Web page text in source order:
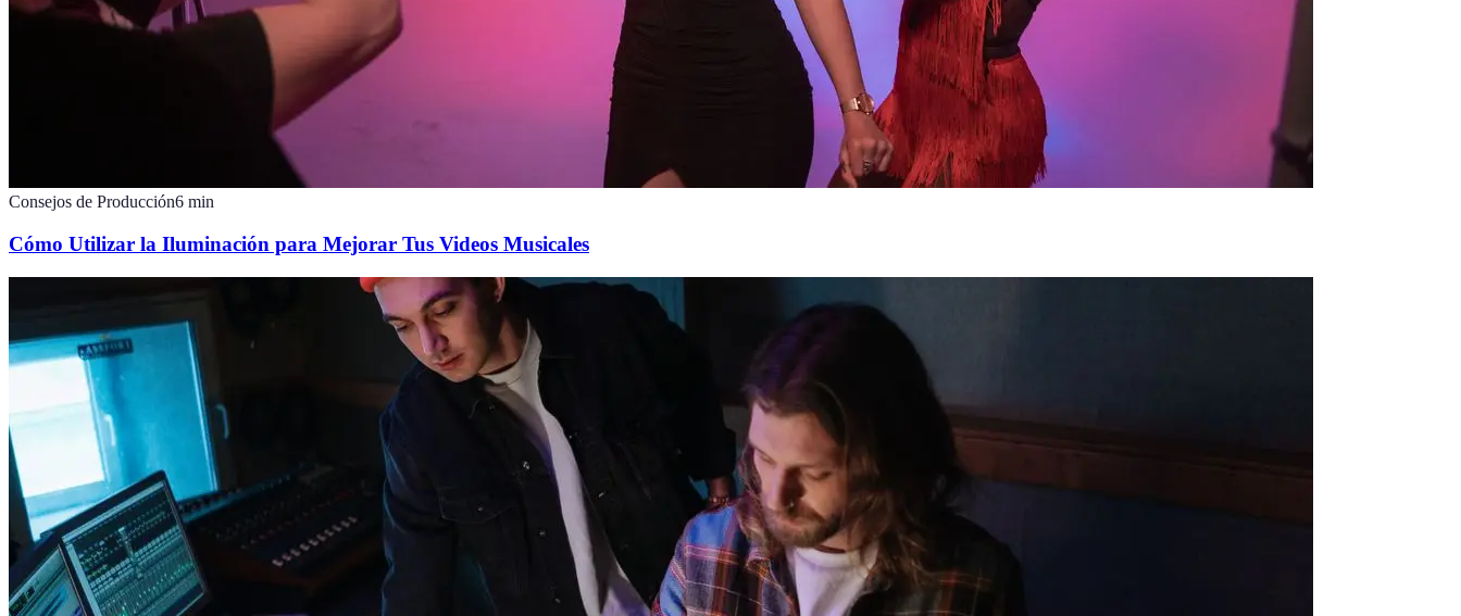
Consejos de Producción6 min
Cómo Utilizar la Iluminación para Mejorar Tus Videos Musicales